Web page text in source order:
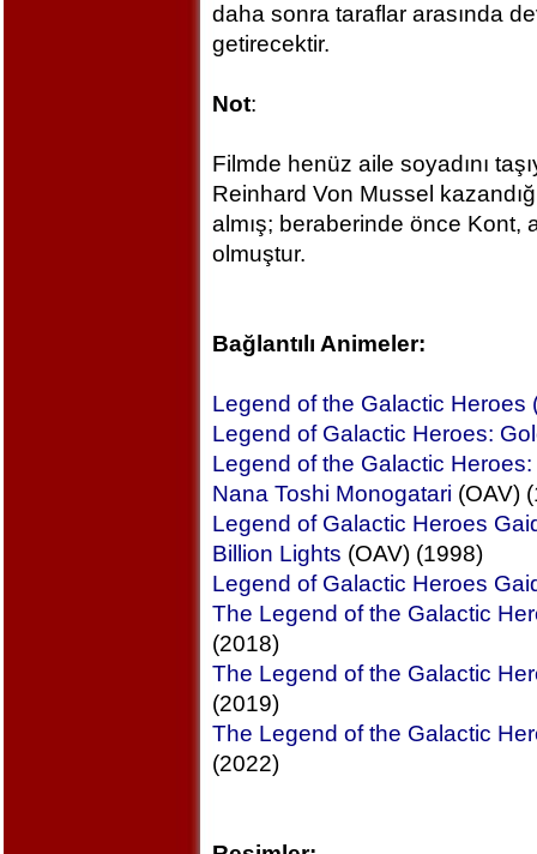
daha sonra taraflar arasında
getirecektir.
Not:
Filmde henüz aile soyadını
Reinhard Von Mussel
almış; beraberinde önce Kont,
olmuştur.
Bağlantılı Animeler:
Legend of the Galactic Heroes
Legend of Galactic Heroes:
Legend of the Galactic
Nana Toshi Monogatari (OAV)
Legend of Galactic Heroes
Billion Lights (OAV) (1998)
Legend of Galactic Heroes
The Legend of the Galactic
(2018)
The Legend of the Galactic
(2019)
The Legend of the Galactic
(2022)